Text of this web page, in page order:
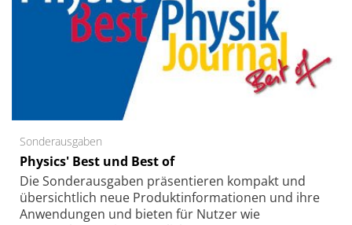
Sonderausgaben
Physics' Best und Best of
Die Sonder­ausgaben präsentieren kompakt und
übersichtlich neue Produkt­informationen und ihre
Anwendungen und bieten für Nutzer wie